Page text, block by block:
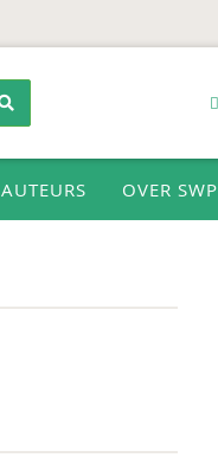
AUTEURS OVER SWP